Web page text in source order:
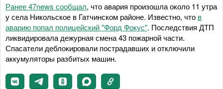
Ранее 47news сообщал, что авария произошла около 11 утра
у села Никольское в Гатчинском районе. Известно, что в
аварию попал полицейский "Форд Фокус". Последствия ДТП
ликвидировала дежурная смена 43 пожарной части.
Спасатели деблокировали пострадавших и отключили
аккумуляторы разбитых машин.